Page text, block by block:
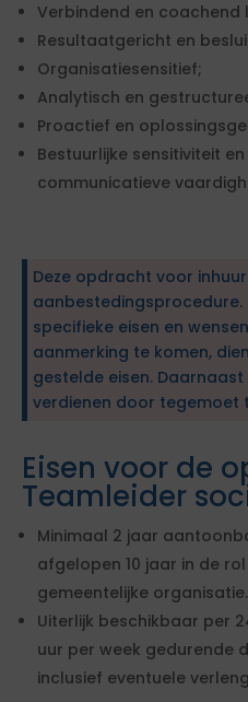
Verbindend en coachend
Resultaatgericht en
Organisatiesensitief;
Analytisch en
Proactief en
Bestuurlijke sensitiviteit
communicatieve
Deze opdracht voor
specifieke eisen en
aanmerking te komen,
gestelde eisen.
verdienen door tegemoet
Eisen voor de
Teamleider
Minimaal 2 jaar
afgelopen 10 jaar in de
gemeentelijke organisatie.
Uiterlijk beschikbaar per
uur per week gedurende
inclusief eventuele